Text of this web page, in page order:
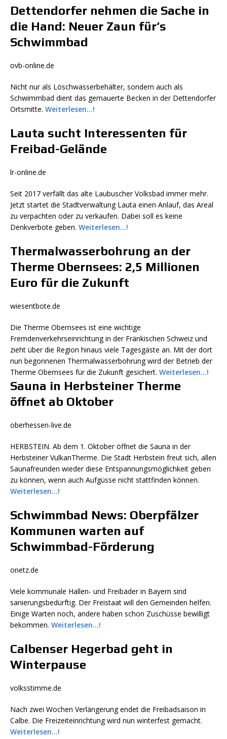
Dettendorfer nehmen die Sache in
die Hand: Neuer Zaun für‘s
Schwimmbad
ovb-online.de
Nicht nur als Löschwasserbehälter, sondern auch als
Schwimmbad dient das gemauerte Becken in der Dettendorfer
Ortsmitte. Weiterlesen…!
Lauta sucht Interessenten für
Freibad-Gelände
lr-online.de
Seit 2017 verfällt das alte Laubuscher Volksbad immer mehr.
Jetzt startet die Stadtverwaltung Lauta einen Anlauf, das Areal
zu verpachten oder zu verkaufen. Dabei soll es keine
Denkverbote geben. Weiterlesen…!
Thermalwasserbohrung an der
Therme Obernsees: 2,5 Millionen
Euro für die Zukunft
wiesentbote.de
Die Therme Obernsees ist eine wichtige
Fremdenverkehrseinrichtung in der Fränkischen Schweiz und
zieht über die Region hinaus viele Tagesgäste an. Mit der dort
nun begonnenen Thermalwasserbohrung wird der Betrieb der
Therme Obernsees für die Zukunft gesichert. Weiterlesen…!
Sauna in Herbsteiner Therme
öffnet ab Oktober
oberhessen-live.de
HERBSTEIN. Ab dem 1. Oktober öffnet die Sauna in der
Herbsteiner VulkanTherme. Die Stadt Herbstein freut sich, allen
Saunafreunden wieder diese Entspannungsmöglichkeit geben
zu können, wenn auch Aufgüsse nicht stattfinden können.
Weiterlesen…!
Schwimmbad News: Oberpfälzer
Kommunen warten auf
Schwimmbad-Förderung
onetz.de
Viele kommunale Hallen- und Freibäder in Bayern sind
sanierungsbedürftig. Der Freistaat will den Gemeinden helfen.
Einige Warten noch, andere haben schon Zuschüsse bewilligt
bekommen. Weiterlesen…!
Calbenser Hegerbad geht in
Winterpause
volksstimme.de
Nach zwei Wochen Verlängerung endet die Freibadsaison in
Calbe. Die Freizeiteinrichtung wird nun winterfest gemacht.
Weiterlesen…!